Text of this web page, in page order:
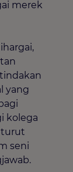
merek
yang
kolega
turut
seni